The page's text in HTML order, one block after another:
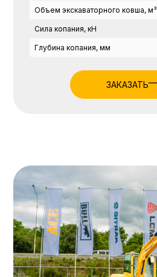
Объем экскаваторного ковша, м³
Сила копания, кН
Глубина копания, мм
ЗАКАЗАТЬ